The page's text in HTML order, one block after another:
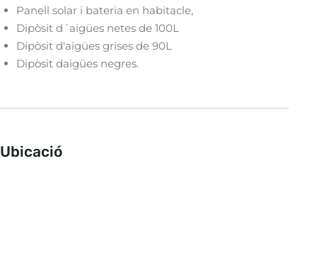
Panell solar i bateria en habitacle,
Dipòsit d´aigües netes de 100L
Dipòsit d'aigües grises de 90L
Dipòsit daigües negres.
Ubicació